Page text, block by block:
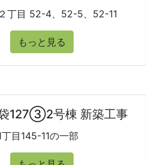
丁目 52-4、52-5、52-11
もっと見る
127③2号棟 新築工事
目145-11の一部